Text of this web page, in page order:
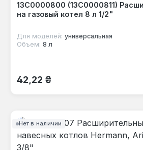
13C0000800 (13C0000811)
на газовый котел 8 л 1/2"
Для моделей: универсальная
Объем: 8 л
Обычная цена:
42,22 ₴
Нет в наличии